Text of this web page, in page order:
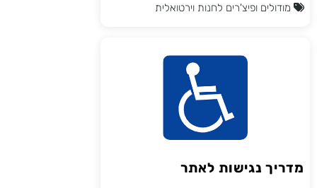
מודולים ופיצ'רים לחנות וירטואלית
מדריך נגישות לאתר